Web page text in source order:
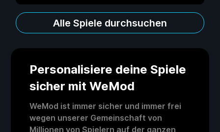
Alle Spiele durchsuchen
Personalisiere deine Spiele
sicher mit WeMod
WeMod ist immer sicher und immer frei
wegen unserer Gemeinschaft von
Millionen von Spielern auf der ganzen